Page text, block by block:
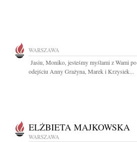
WARSZAWA
Jasiu, Moniko, jesteśmy myślami z Wami po
odejściu Anny Grażyna, Marek i Krzysiek...
ELŻBIETA MAJKOWSKA
WARSZAWA